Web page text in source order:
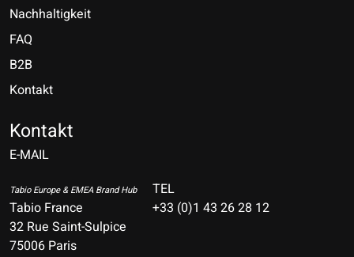
Nachhaltigkeit
FAQ
B2B
Kontakt
Kontakt
E-MAIL
Tabio Europe & EMEA Brand Hub
Tabio France
32 Rue Saint-Sulpice
75006 Paris
TEL
+33 (0)1 43 26 28 12